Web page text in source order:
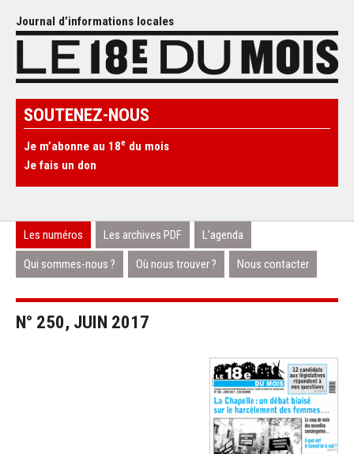
Journal d’informations locales
SOUTENEZ-NOUS
Je m’abonne au 18e du mois
Je fais un don
Les numéros Les archives PDF L’agenda
Qui sommes-nous ? Où nous trouver ? Nous contacter
N° 250, JUIN 2017